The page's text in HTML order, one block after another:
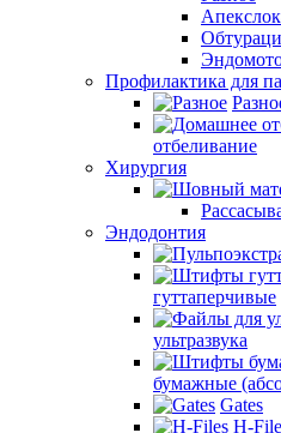
Профилактика для
отбеливание
Хирургия
Эндодонтия
гуттаперчивые
ультразвука
бумажные
Gates
H-